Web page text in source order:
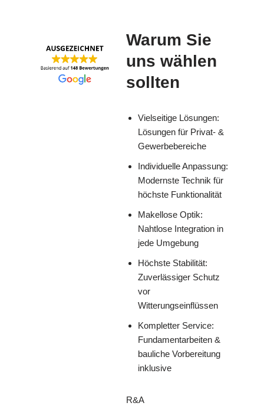
Warum Sie
uns wählen
sollten
Vielseitige Lösungen:
Lösungen für Privat- &
Gewerbebereiche
Individuelle Anpassung:
Modernste Technik für
höchste Funktionalität
Makellose Optik:
Nahtlose Integration in
jede Umgebung
Höchste Stabilität:
Zuverlässiger Schutz
vor
Witterungseinflüssen
Kompletter Service:
Fundamentarbeiten &
bauliche Vorbereitung
inklusive
R&A